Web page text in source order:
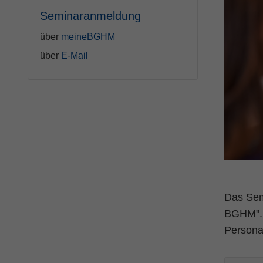
Seminaranmeldung
über meineBGHM
über E-Mail
Das